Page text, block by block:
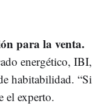
para la venta.
energético, IBI,
habitabilidad. “Si
el experto.